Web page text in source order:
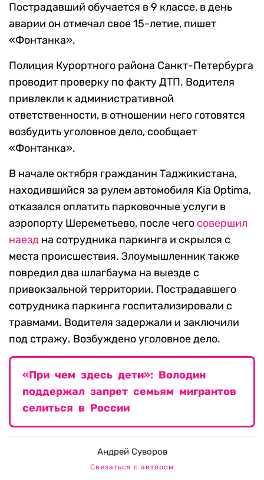
Пострадавший обучается в 9 классе, в день
аварии он отмечал свое 15-летие, пишет
«Фонтанка».
Полиция Курортного района Санкт-Петербурга
проводит проверку по факту ДТП. Водителя
привлекли к административной
ответственности, в отношении него готовятся
возбудить уголовное дело, сообщает
«Фонтанка».
В начале октября гражданин Таджикистана,
находившийся за рулем автомобиля Kia Optima,
отказался оплатить парковочные услуги в
аэропорту Шереметьево, после чего совершил
наезд на сотрудника паркинга и скрылся с
места происшествия. Злоумышленник также
повредил два шлагбаума на выезде с
привокзальной территории. Пострадавшего
сотрудника паркинга госпитализировали с
травмами. Водителя задержали и заключили
под стражу. Возбуждено уголовное дело.
«При чем здесь дети»: Володин
поддержал запрет семьям мигрантов
селиться в России
Андрей Суворов
Связаться с автором